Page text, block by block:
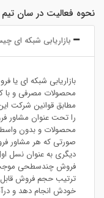
نحوه فعالیت در سان تیم
بازاریابی شبکه ای
بازاریابی شبکه ای
محصولات مصرفی و با
مطابق قوانین شرکت
را تحت عنوان مشاور
محصولات و بدون
صورتی که هر مشاور
دیگری به عنوان نسل
فروش چندسطحی
ترتیب حجم فروش
خودش انجام دهد و